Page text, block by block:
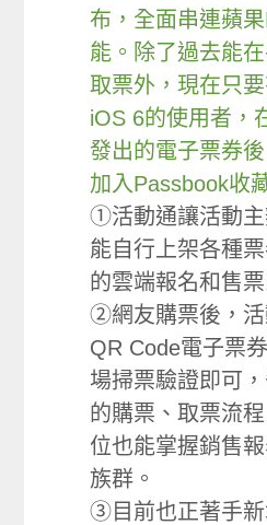
布，全面串連蘋
能。除了過去能
取票外，現在只
iOS 6的使用者，
發出的電子票券
加入Passbook收
①活動通讓活動主
能自行上架各種
的雲端報名和售票
②網友購票後，
QR Code電子票
場掃票驗證即可
的購票、取票流
位也能掌握銷售
族群。
③目前也正著手新